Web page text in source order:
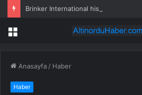
Menü
Anasayfa / Haber
Haber